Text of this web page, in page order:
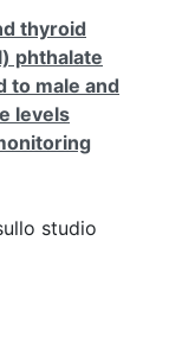
thyroid
phthalate
to male and
levels
studio